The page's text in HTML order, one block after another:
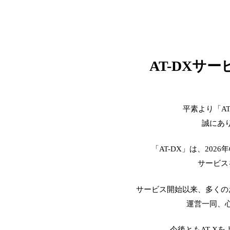
AT-DXサー
平素より「
誠にあ
「AT-DX」は、2026
サービ
サービス開始以来、多く
運営一同、